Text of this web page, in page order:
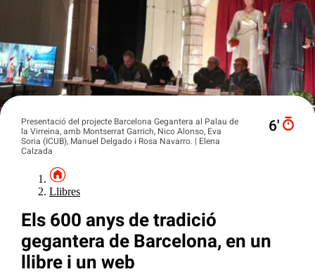
Presentació del projecte Barcelona Gegantera al Palau de
la Virreina, amb Montserrat Garrich, Nico Alonso, Eva
Soria (ICUB), Manuel Delgado i Rosa Navarro. | Elena
Calzada
6′
Llibres
Els 600 anys de tradició
gegantera de Barcelona, en un
llibre i un web